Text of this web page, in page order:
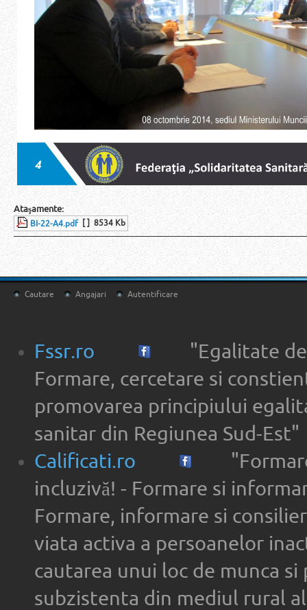
Ataşamente:
BI-22-A4.pdf 8534 Kb
Cautare Angajari Autentificare
Fssr.ro
"Egalitate de
Formare, cercetare si
promovarea principiului
sanitar din Regiunea Sud-Est"
Calificati.ro
incluzivă! - Formare si
Formare, informare si
viata activa a persoanelor
cautarea unui loc de munca
subzistenta din mediul rural